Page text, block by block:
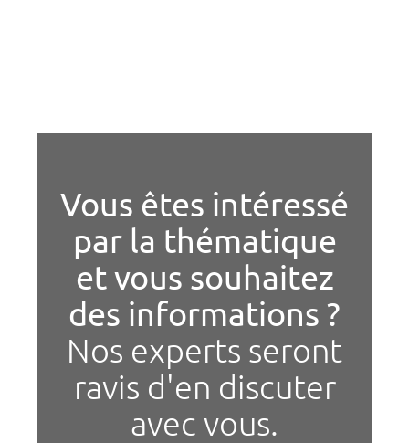
Vous êtes intéressé
par la thématique
et vous souhaitez
des informations ?
Nos experts seront
ravis d'en discuter
avec vous.